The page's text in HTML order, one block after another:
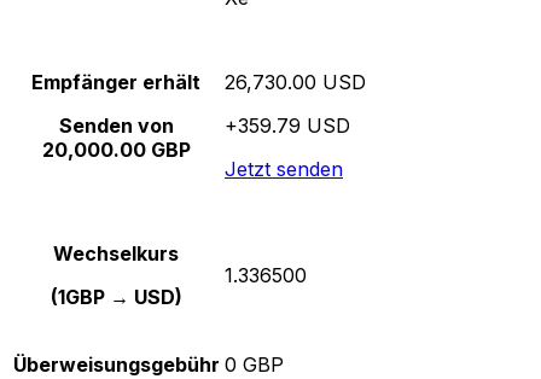
Empfänger erhält
Senden von
20,000.00 GBP
26,730.00 USD
+359.79 USD
Jetzt senden
Wechselkurs
(1GBP → USD)
1.336500
Überweisungsgebühr 0 GBP